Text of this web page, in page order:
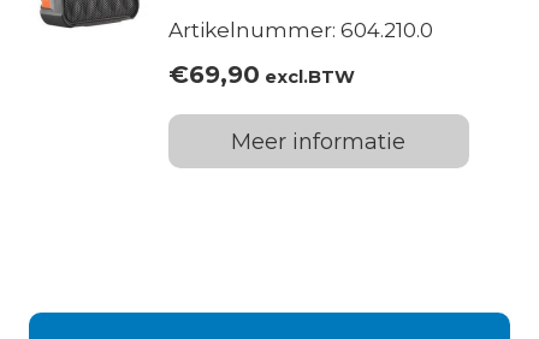
Artikelnummer: 604.210.0
€69,90 excl.BTW
Meer informatie